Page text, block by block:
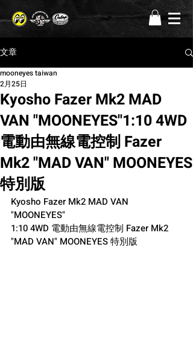
文章
Kyosho Fazer Mk2 MAD
VAN "MOONEYES"1:10 4WD
電動由無線電控制 Fazer
Mk2 "MAD VAN" MOONEYES
特別版
mooneyes taiwan
2月25日
Kyosho Fazer Mk2 MAD VAN
"MOONEYES"
1:10 4WD 電動由無線電控制 Fazer Mk2
"MAD VAN" MOONEYES 特別版